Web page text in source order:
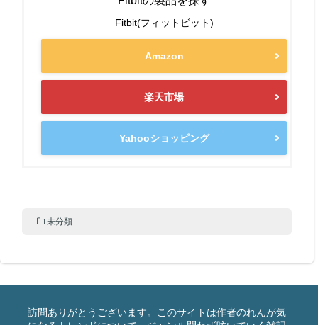
Fitbit(フィットビット)
Amazon
楽天市場
Yahooショッピング
未分類
訪問ありがとうございます。このサイトは作者のれんが気